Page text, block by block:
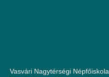
Vasvári Nagytérségi Népfőiskola